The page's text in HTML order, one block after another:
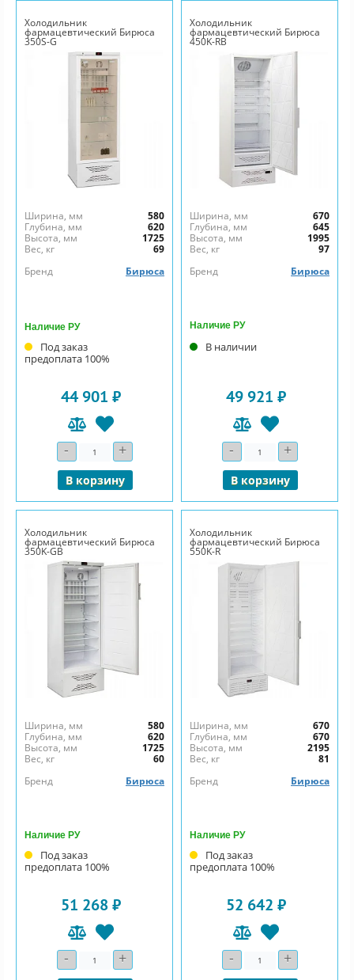
Холодильник
фармацевтический Бирюса
350S-G
Ширина, мм
580
Глубина, мм
620
Высота, мм
1725
Вес, кг
69
Бренд
Бирюса
Наличие РУ
Под заказ
предоплата 100%
44 901 ₽
- Количество+
В корзину
Холодильник
фармацевтический Бирюса
450K-RB
Ширина, мм
670
Глубина, мм
645
Высота, мм
1995
Вес, кг
97
Бренд
Бирюса
Наличие РУ
В наличии
49 921 ₽
- Количество+
В корзину
Холодильник
фармацевтический Бирюса
350K-GB
Ширина, мм
580
Глубина, мм
620
Высота, мм
1725
Вес, кг
60
Бренд
Бирюса
Наличие РУ
Под заказ
предоплата 100%
51 268 ₽
- Количество+
Холодильник
фармацевтический Бирюса
550K-R
Ширина, мм
670
Глубина, мм
670
Высота, мм
2195
Вес, кг
81
Бренд
Бирюса
Наличие РУ
Под заказ
предоплата 100%
52 642 ₽
- Количество+